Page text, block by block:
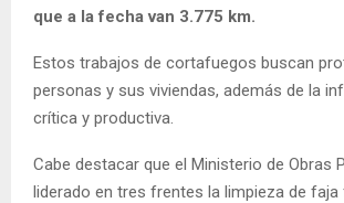
que a la fecha van 3.775 km.
Estos trabajos de cortafuegos buscan
personas y sus viviendas, además de la
crítica y productiva.
Cabe destacar que el Ministerio de Obras
liderado en tres frentes la limpieza de